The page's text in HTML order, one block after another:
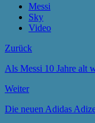
Messi
Sky
Video
Zurück
Als Messi 10 Jahre alt
Weiter
Die neuen Adidas